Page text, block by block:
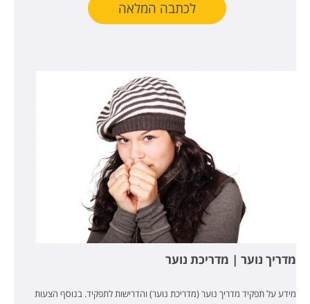
לכתבה המלאה
מדריך נוער | מדריכת נוער
מידע על תפקיד מדריך נוער (מדריכת נוער) והדרישות לתפקיד. בנוסף הצעות